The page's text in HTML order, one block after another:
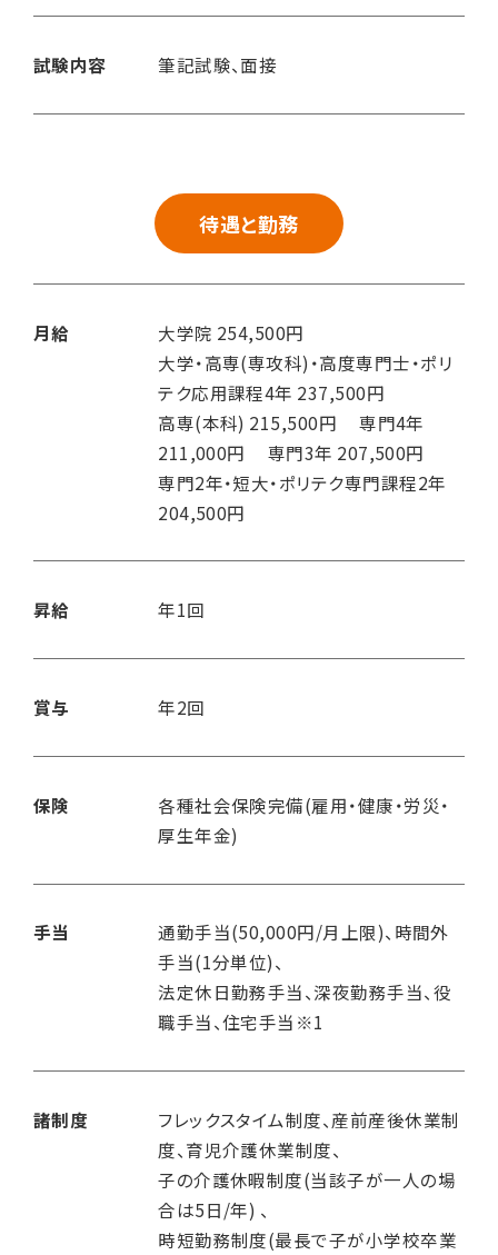
試験内容 筆記試験、面接
待遇と勤務
月給
大学院 254,500円
大学・高専(専攻科)・高度専門士・ポリ
テク応用課程4年 237,500円
高専(本科) 215,500円 専門4年
211,000円 専門3年 207,500円
専門2年・短大・ポリテク専門課程2年
204,500円
昇給 年1回
賞与 年2回
保険
各種社会保険完備(雇用・健康・労災・
厚生年金)
手当
通勤手当(50,000円/月上限)、時間外
手当(1分単位)、
法定休日勤務手当、深夜勤務手当、役
職手当、住宅手当※1
諸制度
フレックスタイム制度、産前産後休業制
度、育児介護休業制度、
子の介護休暇制度(当該子が一人の場
合は5日/年) 、
時短勤務制度(最長で子が小学校卒業